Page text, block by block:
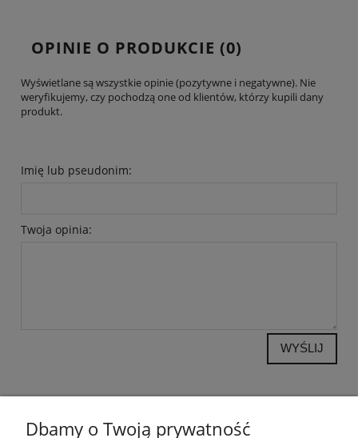
OPINIE O PRODUKCIE (0)
Wyświetlane są wszystkie opinie (pozytywne i negatywne). Nie
weryfikujemy, czy pochodzą one od klientów, którzy kupili dany
produkt.
Imię lub pseudonim:
Twoja opinia:
WYŚLIJ
Dbamy o Twoją prywatność